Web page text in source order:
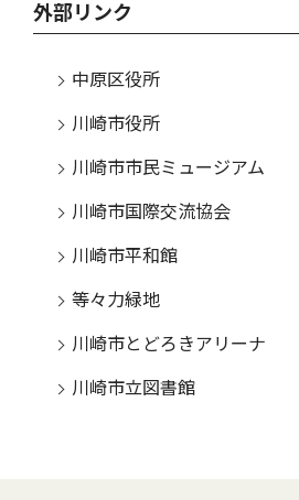
外部リンク
中原区役所
川崎市役所
川崎市市民ミュージアム
川崎市国際交流協会
川崎市平和館
等々力緑地
川崎市とどろきアリーナ
川崎市立図書館